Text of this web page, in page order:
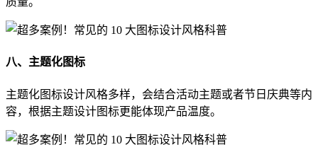
八、主题化图标
主题化图标设计风格多样，会结合活动主题或者节日庆典等内
容，根据主题设计图标更能体现产品温度。